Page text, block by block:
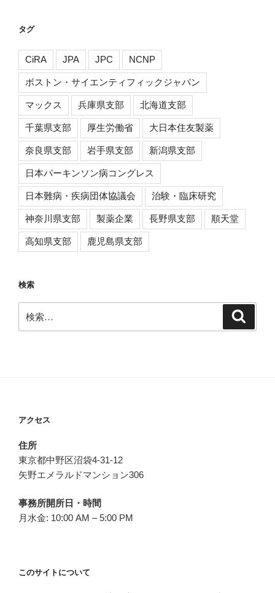
ブ
タグ
CiRA JPA JPC NCNP
ボストン・サイエンティフィックジャパン
マックス 兵庫県支部 北海道支部
千葉県支部 厚生労働省 大日本住友製薬
奈良県支部 岩手県支部 新潟県支部
日本パーキンソン病コングレス
日本難病・疾病団体協議会 治験・臨床研究
神奈川県支部 製薬企業 長野県支部 順天堂
高知県支部 鹿児島県支部
検索
索:
アクセス
住所
東京都中野区沼袋4-31-12
矢野エメラルドマンション306
事務所開所日・時間
月水金: 10:00 AM – 5:00 PM
このサイトについて